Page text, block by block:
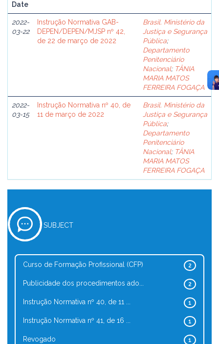
Date
2022-
03-22
Instrução Normativa GAB-
DEPEN/DEPEN/MJSP nº 42,
de 22 de março de 2022
Brasil. Ministério da
Justiça e Segurança
Pública;
Departamento
Penitenciário
Nacional; TÂNIA
MARIA MATOS
FERREIRA FOGAÇA
2022-
03-15
Instrução Normativa nº 40, de
11 de março de 2022
Brasil. Ministério da
Justiça e Segurança
Pública;
Departamento
Penitenciário
Nacional; TÂNIA
MARIA MATOS
FERREIRA FOGAÇA
SUBJECT
2
Curso de Formação Profissional (CFP)
2
Publicidade dos procedimentos ado...
1
Instrução Normativa nº 40, de 11 ...
1
Instrução Normativa nº 41, de 16 ...
1
Revogado